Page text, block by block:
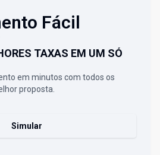
Fácil
TAXAS EM UM SÓ
em minutos com todos os
proposta.
Simular